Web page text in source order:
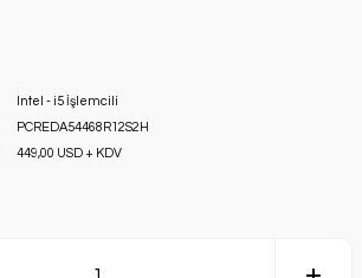
Intel - i5 İşlemcili
PCREDA54468R12S2H
449,00 USD + KDV